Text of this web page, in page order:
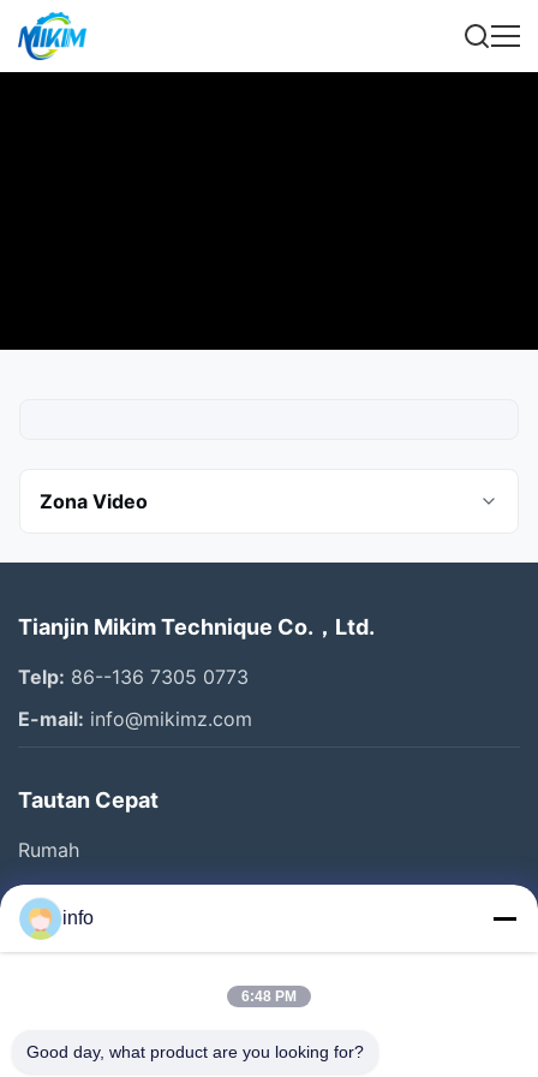
Zona Video
Mesin makanan hewan peliharaan
Mesin bar sereal
Mesin Perawatan Hewan Peliharaan
Mesin perawatan anjing
Mesin Bar Granola
Tianjin Mikim Technique Co.，Ltd.
Telp: 86--136 7305 0773
E-mail: info@mikimz.com
Tautan Cepat
Rumah
Produk
Pertunjukan VR
Kontrol Kualitas
info
6:48 PM
Good day, what product are you looking for?